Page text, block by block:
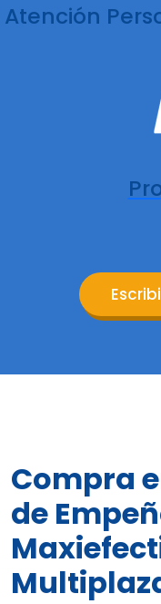
Atención
Compra
de